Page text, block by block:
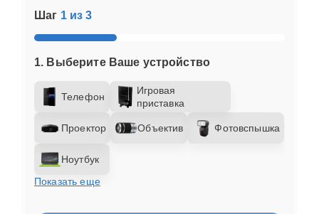
Шаг 1 из 3
1. Выберите Ваше устройство
Телефон
Игровая
приставка
Проектор Объектив Фотовспышка
Ноутбук
Показать еще